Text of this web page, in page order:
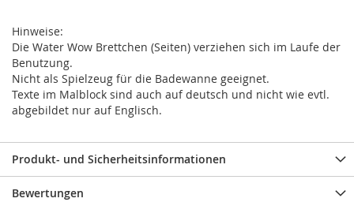
Hinweise:
Die Water Wow Brettchen (Seiten) verziehen sich im Laufe der
Benutzung.
Nicht als Spielzeug für die Badewanne geeignet.
Texte im Malblock sind auch auf deutsch und nicht wie evtl.
abgebildet nur auf Englisch.
Produkt- und Sicherheitsinformationen
Bewertungen